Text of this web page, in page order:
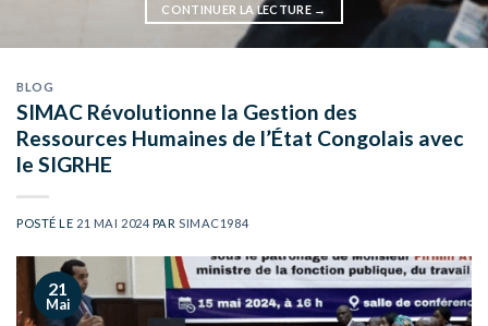
CONTINUER LA LECTURE →
BLOG
SIMAC Révolutionne la Gestion des
Ressources Humaines de l’État Congolais avec
le SIGRHE
POSTÉ LE 21 MAI 2024 PAR SIMAC1984
21
Mai